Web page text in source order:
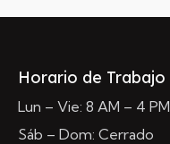
Horario de Trabajo
Lun – Vie: 8 AM – 4 PM
Sáb – Dom: Cerrado